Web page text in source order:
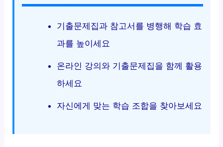
기출문제집과 참고서를 병행해 학습 효
과를 높이세요
온라인 강의와 기출문제집을 함께 활용
하세요
자신에게 맞는 학습 조합을 찾아보세요